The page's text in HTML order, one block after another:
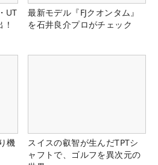
UT
最新モデル『FJクオンタム』
を石井良介プロがチェック
機
スイスの叡智が生んだTPTシ
ャフトで、ゴルフを異次元の